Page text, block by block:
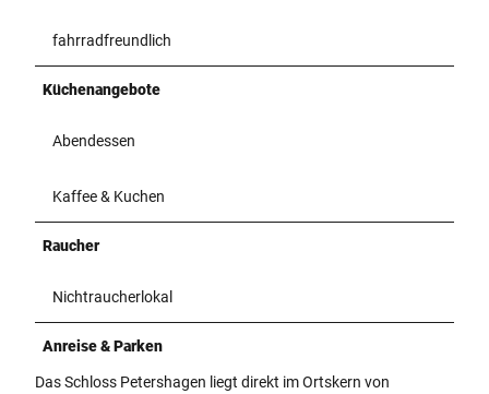
fahrradfreundlich
Küchenangebote
Abendessen
Kaffee & Kuchen
Raucher
Nichtraucherlokal
Anreise & Parken
Das Schloss Petershagen liegt direkt im Ortskern von